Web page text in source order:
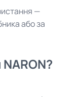
—
або за